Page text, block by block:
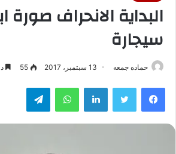
البداية الانحراف صورة
سيجارة
حماده جمعه 13 سبتمبر، 2017 55
فيسبوك تويتر لينكدإن واتساب تيلقرام